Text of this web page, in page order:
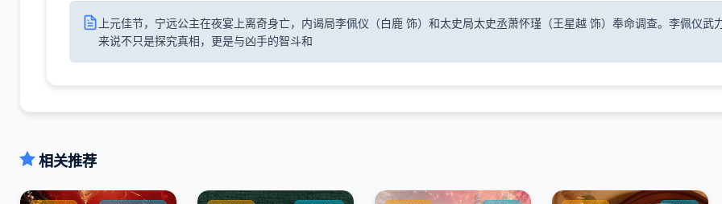
上元佳节，宁远公主在夜宴上离奇身亡，内谒局李佩仪（白鹿 饰）和太史局太史丞萧怀瑾（王星越 饰）奉命调查。李佩仪
来说不只是探究真相，更是与凶手的智斗和
相关推荐